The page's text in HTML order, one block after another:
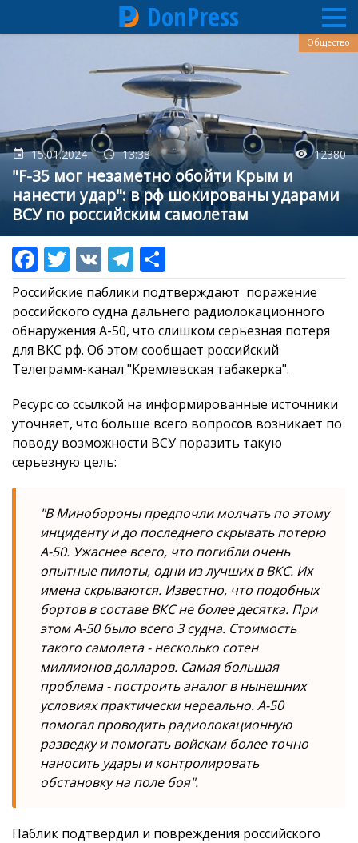
DonPress
15.01.2024 13:38 12380
"F-35 мог незаметно обойти Крым и
нанести удар": в рф шокированы ударами
ВСУ по российским самолетам
Общество
Российские паблики подтверждают поражение
российского судна дальнего радиолокационного
обнаружения А-50, что слишком серьезная потеря
для ВКС рф. Об этом сообщает российский
Телеграмм-канал "Кремлевская табакерка".
Ресурс со ссылкой на информированные источники
уточняет, что больше всего вопросов возникает по
поводу возможности ВСУ поразить такую
серьезную цель:
"В Минобороны предпочли молчать по этому
инциденту и до последнего скрывать потерю
А-50. Ужаснее всего, что погибли очень
опытные пилоты, одни из лучших в ВКС. Их
имена скрываются. Известно, что подобных
бортов в составе ВКС не более десятка. При
этом А-50 было всего 3 судна. Стоимость
такого самолета - несколько сотен
миллионов долларов. Самая большая
проблема - построить аналог в нынешних
условиях практически нереально. А-50
помогал проводить радиолокационную
разведку и помогать войскам более точно
наносить удары и контролировать
обстановку на поле боя".
Паблик подтвердил и повреждения российского